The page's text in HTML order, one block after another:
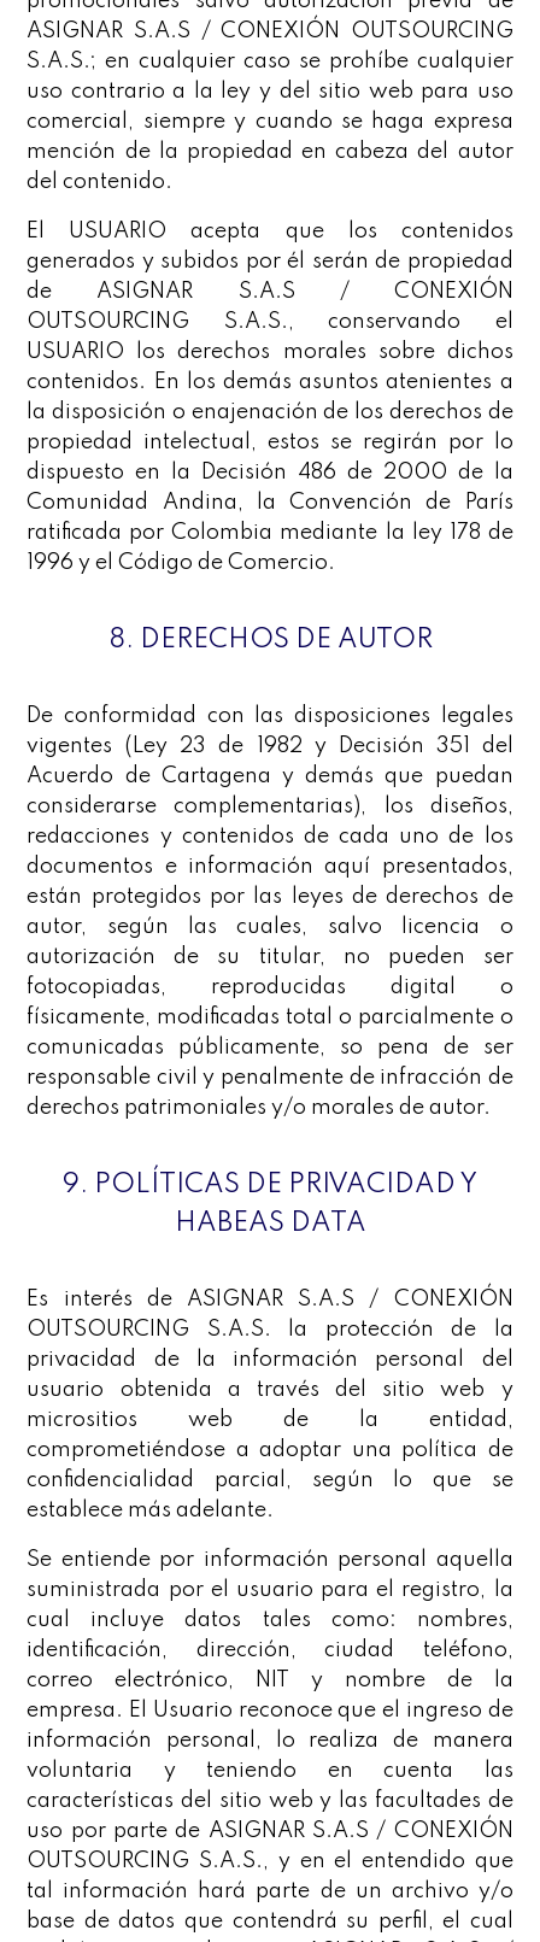
ASIGNAR S.A.S / CONEXIÓN OUTSOURCING
S.A.S.; en cualquier caso se prohíbe cualquier
uso contrario a la ley y del sitio web para uso
comercial, siempre y cuando se haga expresa
mención de la propiedad en cabeza del autor
del contenido.
El USUARIO acepta que los contenidos
generados y subidos por él serán de propiedad
de ASIGNAR S.A.S / CONEXIÓN
OUTSOURCING S.A.S., conservando el
USUARIO los derechos morales sobre dichos
contenidos. En los demás asuntos atenientes a
la disposición o enajenación de los derechos de
propiedad intelectual, estos se regirán por lo
dispuesto en la Decisión 486 de 2000 de la
Comunidad Andina, la Convención de París
ratificada por Colombia mediante la ley 178 de
1996 y el Código de Comercio.
8. DERECHOS DE AUTOR
De conformidad con las disposiciones legales
vigentes (Ley 23 de 1982 y Decisión 351 del
Acuerdo de Cartagena y demás que puedan
considerarse complementarias), los diseños,
redacciones y contenidos de cada uno de los
documentos e información aquí presentados,
están protegidos por las leyes de derechos de
autor, según las cuales, salvo licencia o
autorización de su titular, no pueden ser
fotocopiadas, reproducidas digital o
físicamente, modificadas total o parcialmente o
comunicadas públicamente, so pena de ser
responsable civil y penalmente de infracción de
derechos patrimoniales y/o morales de autor.
9. POLÍTICAS DE PRIVACIDAD Y
HABEAS DATA
Es interés de ASIGNAR S.A.S / CONEXIÓN
OUTSOURCING S.A.S. la protección de la
privacidad de la información personal del
usuario obtenida a través del sitio web y
micrositios web de la entidad,
comprometiéndose a adoptar una política de
confidencialidad parcial, según lo que se
establece más adelante.
Se entiende por información personal aquella
suministrada por el usuario para el registro, la
cual incluye datos tales como: nombres,
identificación, dirección, ciudad teléfono,
correo electrónico, NIT y nombre de la
empresa. El Usuario reconoce que el ingreso de
información personal, lo realiza de manera
voluntaria y teniendo en cuenta las
características del sitio web y las facultades de
uso por parte de ASIGNAR S.A.S / CONEXIÓN
OUTSOURCING S.A.S., y en el entendido que
tal información hará parte de un archivo y/o
base de datos que contendrá su perfil, el cual